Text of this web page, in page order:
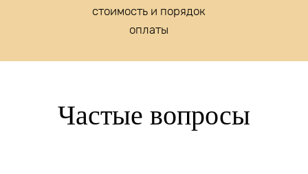
стоимость и порядок
оплаты
Частые вопросы